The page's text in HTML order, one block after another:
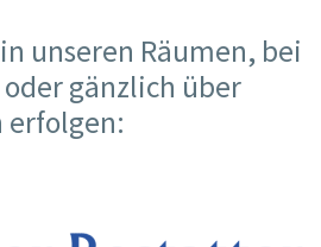
unseren Räumen, bei
oder gänzlich über
erfolgen: